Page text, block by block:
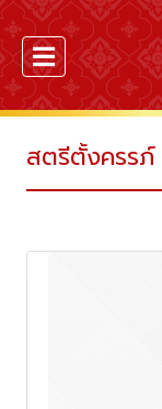
สตรีตั้งครรภ์